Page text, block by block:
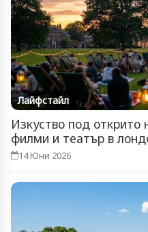
Лайфстайл
Изкуство под
филми и театър в
14 Юни 2026